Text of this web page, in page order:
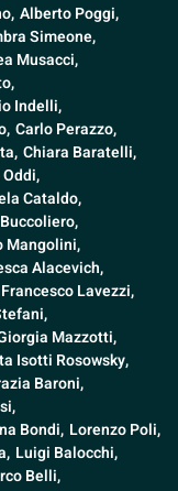
Alberto Poggi,
Simeone,
Musacci,
Indelli,
Carlo Perazzo,
Chiara Baratelli,
Cataldo,
Mangolini,
Alacevich,
Francesco Lavezzi,
Mazzotti,
Isotti Rosowsky,
Baroni,
Bondi, Lorenzo Poli,
Luigi Balocchi,
Belli,